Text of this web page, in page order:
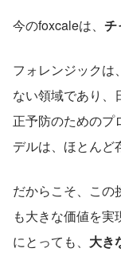
今のfoxcaleは、 チ
フォレンジックは
ない領域であり、
正予防のためのプ
デルは、ほとんど
だからこそ、この
も大きな価値を
にとっても、 大き